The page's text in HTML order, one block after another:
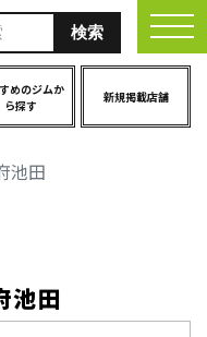
めのジムか
ら探す
新規掲載店舗
池田
池田